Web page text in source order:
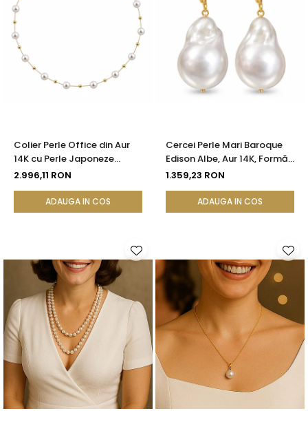
Colier Perle Office din Aur
14K cu Perle Japoneze
Akoya 5,5 mm și Bile de Aur |
2.996,11 RON
ADAUGA IN COS
Cercei Perle Mari Baroque
Edison Albe, Aur 14K, Formă
Organică | KASKADDA®
1.359,23 RON
ADAUGA IN COS